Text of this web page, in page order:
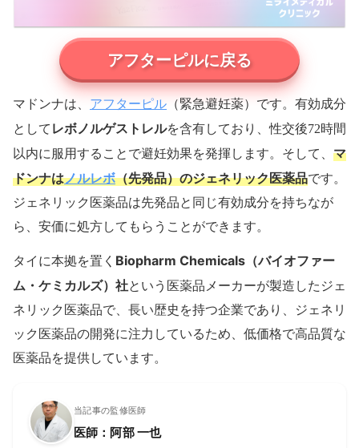
アフターピルに戻る
マドンナは、 アフターピル （緊急避妊薬）です。有効成分
として レボノルゲストレルを含有しており、性交後72時間
以内に服用することで避妊効果を発揮します。そして、 マ
ドンナはノルレボ（先発品）のジェネリック医薬品です。
ジェネリック医薬品は先発品と同じ有効成分を持ちなが
ら、安価に処方してもらうことができます。
タイに本拠を置く Biopharm Chemicals（バイオファー
ム・ケミカルズ）社という医薬品メーカーが製造したジェ
ネリック医薬品で、長い歴史を持つ企業であり、ジェネリ
ック医薬品の開発に注力しているため、低価格で高品質な
医薬品を提供しています。
当記事の監修医師
医師：阿部 一也